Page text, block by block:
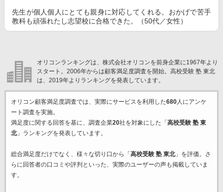
先生が個人個人にとても親身に対応してくれる。おかげで苦手
教科も頑張れたし志望校に合格できた。（50代／女性）
オリコンランキングは、株式会社オリコンを前身企業に1967年より
スタート。2006年からは顧客満足度調査を開始。高校受験 塾 東北
は、2019年よりランキングを発表しています。
オリコン顧客満足度調査では、実際にサービスを利用した680人にアンケ
ート調査を実施。
満足度に関する回答を基に、調査企業20社を対象にした「 高校受験 塾 東
北」ランキングを発表しています。
総合満足度だけでなく、様々な切り口から「 高校受験 塾 東北」を評価。さ
らに回答者の口コミや評判といった、実際のユーザーの声も掲載していま
す。